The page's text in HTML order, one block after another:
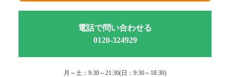
電話で問い合わせる
0120-324929
月～土：9:30～21:30(日：9:30～18:30)